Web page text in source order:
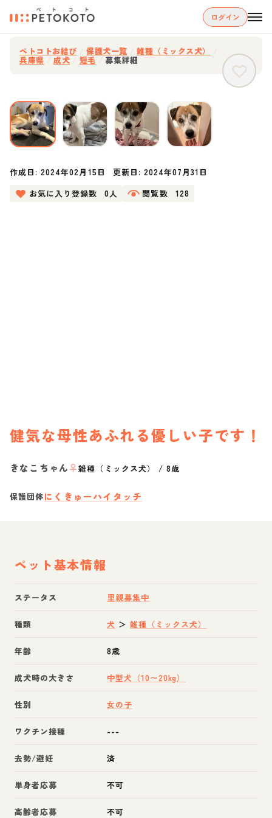
ログイン
ペトコトお結び 保護犬一覧 雑種（ミックス犬）
兵庫県 成犬 短毛 募集詳細
作成日:2024年02月15日 更新日: 2024年07月31日
お気に入り登録数
0人 閲覧数 128
健気な母性あふれる優しい子です！
きなこちゃん♀雑種（ミックス犬） / 8歳
保護団体にくきゅーハイタッチ
ペット基本情報
ステータス 里親募集中
種類 犬 ＞雑種（ミックス犬）
年齢 8歳
成犬時の大きさ 中型犬（10〜20kg）
性別 女の子
ワクチン接種 ---
去勢/避妊 済
単身者応募 不可
高齢者応募 不可